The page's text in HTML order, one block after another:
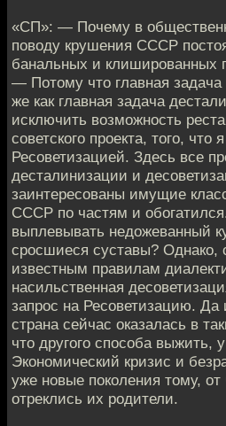
«СП»: — Почему в
поводу крушения СССР
банальных и клишированных
— Потому что главная задача
же как главная задача
исключить возможность
советского проекта, того, что
Ресоветизацией. Здесь все
десталинизации и
заинтересованы имущие
СССР по частям и
выплевывать недожеванный
сросшиеся суставы? Однако,
известным правилам
насильственная
запрос на Ресоветизацию. Да
страна сейчас оказалась в
что другого способа выжить,
Экономический кризис и
уже новые поколения тому, от
отреклись их родители.